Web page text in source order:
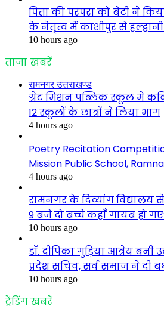
पिता की परंपरा को बेटी ने
के नेतृत्व में काशीपुर से
10 hours ago
ताजा खबरें
रामनगर उत्तराखण्ड
ग्रेट मिशन पब्लिक स्कूल में
12 स्कूलों के छात्रों ने लिया भाग
4 hours ago
Poetry Recitation
Mission Public School,
4 hours ago
रामनगर के दिव्यांग विद्यालय
9 बजे दो बच्चे कहाँ गायब हो
10 hours ago
डॉ. दीपिका गुड़िया आत्रेय बनीं
प्रदेश सचिव, सर्व समाज ने दी
10 hours ago
ट्रेंडिंग खबरें